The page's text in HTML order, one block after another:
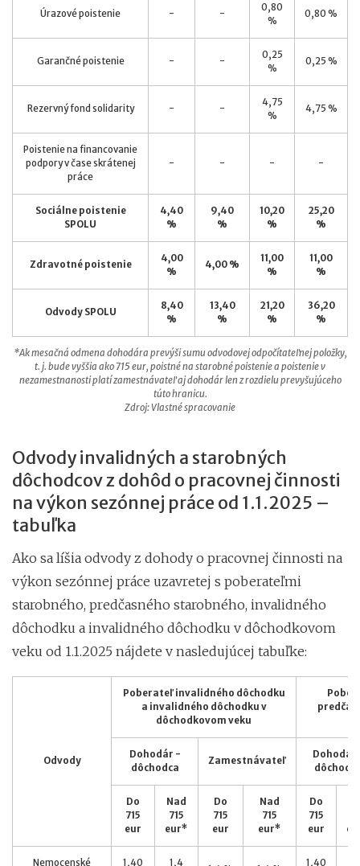
*Ak mesačná odmena dohodára prevýši sumu odvodovej odpočítateľnej položky,
t. j. bude vyššia ako 715 eur, poistné na starobné poistenie a poistenie v
nezamestnanosti platí zamestnávateľ aj dohodár len z rozdielu prevyšujúceho
túto hranicu.
Zdroj: Vlastné spracovanie
Úrazové poistenie - -
0,80
%
0,80 %
Garančné poistenie - -
0,25
%
0,25 %
Rezervný fond solidarity - -
4,75
%
4,75 %
Poistenie na financovanie
podpory v čase skrátenej
práce
- - - -
Sociálne poistenie
SPOLU
4,40
%
9,40
%
10,20
%
25,20
%
Zdravotné poistenie
4,00
%
4,00 %
11,00
%
11,00
%
Odvody SPOLU
8,40
%
13,40
%
21,20
%
36,20
%
Odvody invalidných a starobných
dôchodcov z dohôd o pracovnej činnosti
na výkon sezónnej práce od 1.1.2025 –
tabuľka
Ako sa líšia odvody z dohody o pracovnej činnosti na
výkon sezónnej práce uzavretej s poberateľmi
starobného, predčasného starobného, invalidného
dôchodku a invalidného dôchodku v dôchodkovom
veku od 1.1.2025 nájdete v nasledujúcej tabuľke:
Odvody
Poberateľ invalidného dôchodku
a invalidného dôchodku v
dôchodkovom veku
Dohodár -
dôchodca
Zamestnávateľ
Dohodár
Do
715
eur
Nad
715
eur*
Do
715
eur
Nad
715
eur*
Do
715
eur
Nemocenské 1,40 1,4 1,40